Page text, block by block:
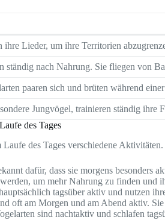
ihre Lieder, um ihre Territorien
ständig nach Nahrung. Sie fliegen von
paaren sich und brüten während
Jungvögel, trainieren ständig
des Tages
des Tages verschiedene
dafür, dass sie morgens besonders
um mehr Nahrung zu finden und
tagsüber aktiv und nutzen
oft am Morgen und am Abend aktiv.
sind nachtaktiv und schlafen